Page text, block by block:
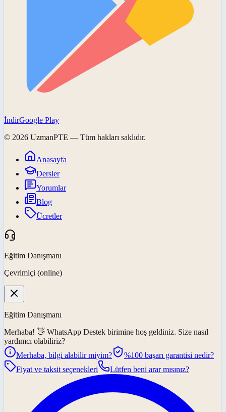
İndirGoogle Play
© 2026 UzmanPTE — Tüm hakları saklıdır.
Anasayfa
Dersler
Yorumlar
Blog
Ücretler
Eğitim Danışmanı
Çevrimiçi (online)
Eğitim Danışmanı
Merhaba! 👋 WhatsApp Destek birimine hoş geldiniz. Size nasıl
yardımcı olabiliriz?
Merhaba, bilgi alabilir miyim?
%100 başarı garantisi nedir?
Fiyat ve taksit seçenekleri
Lütfen beni arar mısınız?